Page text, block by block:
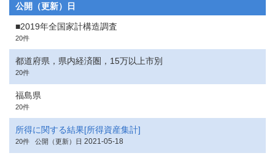
公開（更新）日
■2019年全国家計構造調査
20件
都道府県，県内経済圏，15万以上市別
20件
福島県
20件
所得に関する結果[所得資産集計]
20件 公開（更新）日 2021-05-18